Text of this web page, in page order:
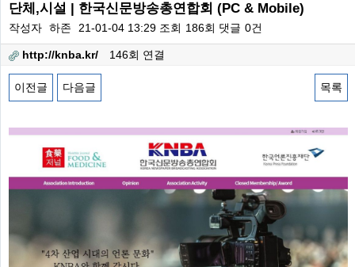
단체,시설 | 한국신문방송총연합회 (PC & Mobile)
작성자 하존 21-01-04 13:29 조회 186회 댓글 0건
http://knba.kr/ 146회 연결
이전글 다음글 목록
본문